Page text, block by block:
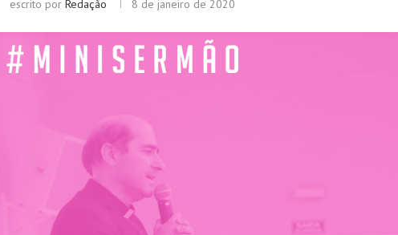
escrito porRedação 8 de janeiro de 2020